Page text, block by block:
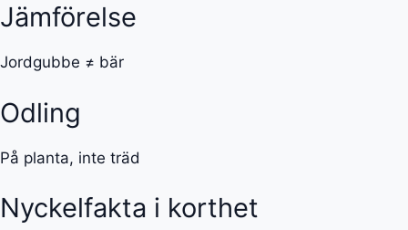
Jämförelse
Jordgubbe ≠ bär
Odling
På planta, inte träd
Nyckelfakta i korthet